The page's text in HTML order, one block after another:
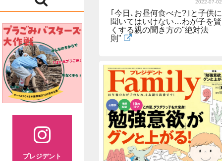
プレジデント
2022-07-02
｢今日､お昼何食べた?｣と子供に
聞いてはいけない…わが子を賢
くする親の聞き方の"絶対法
則"